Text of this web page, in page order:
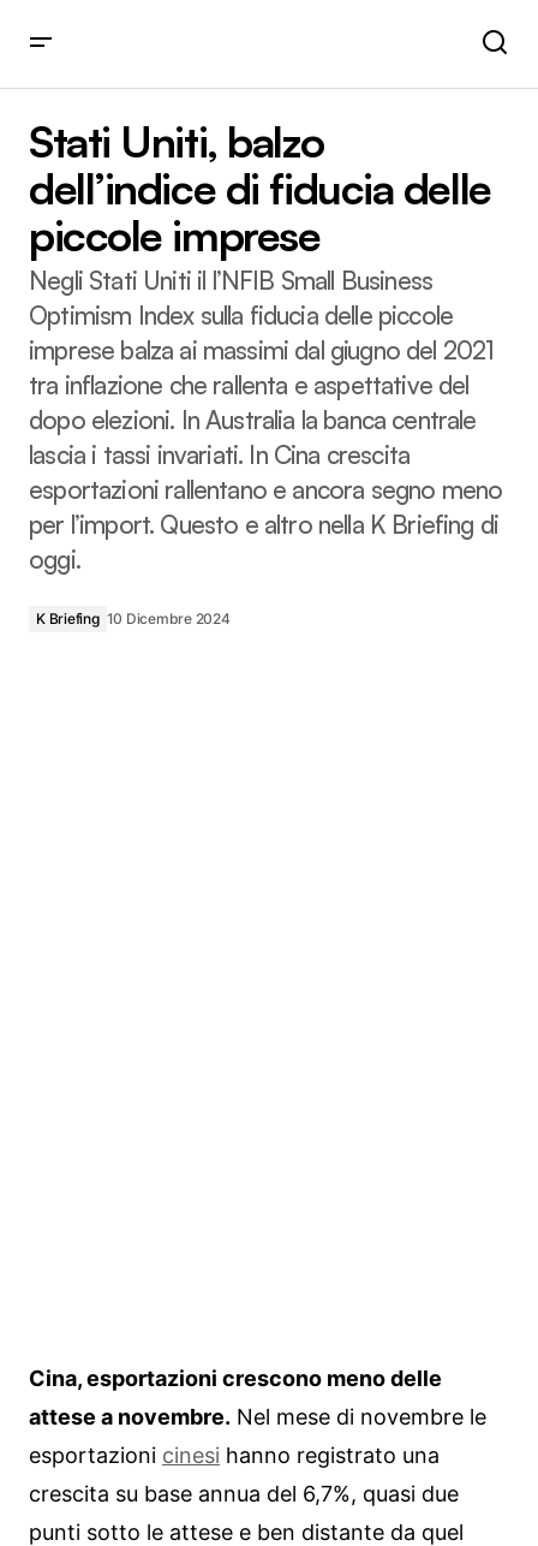
Stati Uniti, balzo
dell’indice di fiducia delle
piccole imprese
Negli Stati Uniti il l’NFIB Small Business
Optimism Index sulla fiducia delle piccole
imprese balza ai massimi dal giugno del 2021
tra inflazione che rallenta e aspettative del
dopo elezioni. In Australia la banca centrale
lascia i tassi invariati. In Cina crescita
esportazioni rallentano e ancora segno meno
per l’import. Questo e altro nella K Briefing di
oggi.
K Briefing 10 Dicembre 2024
Cina, esportazioni crescono meno delle
attese a novembre. Nel mese di novembre le
esportazioni cinesi hanno registrato una
crescita su base annua del 6,7%, quasi due
punti sotto le attese e ben distante da quel